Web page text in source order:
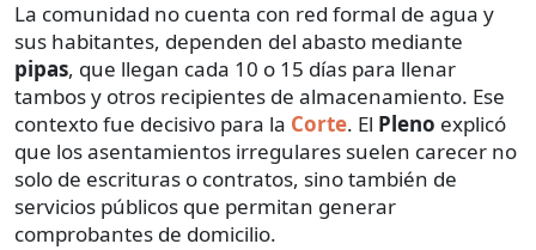
La comunidad no cuenta con red formal de agua y
sus habitantes, dependen del abasto mediante
pipas, que llegan cada 10 o 15 días para llenar
tambos y otros recipientes de almacenamiento. Ese
contexto fue decisivo para la Corte. El Pleno explicó
que los asentamientos irregulares suelen carecer no
solo de escrituras o contratos, sino también de
servicios públicos que permitan generar
comprobantes de domicilio.